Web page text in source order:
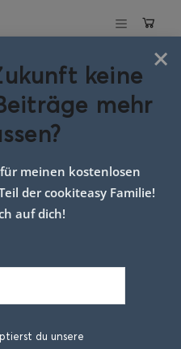
zum
×
keine
mehr
meinen kostenlosen
der cookiteasy Familie!
auf dich!
du unsere